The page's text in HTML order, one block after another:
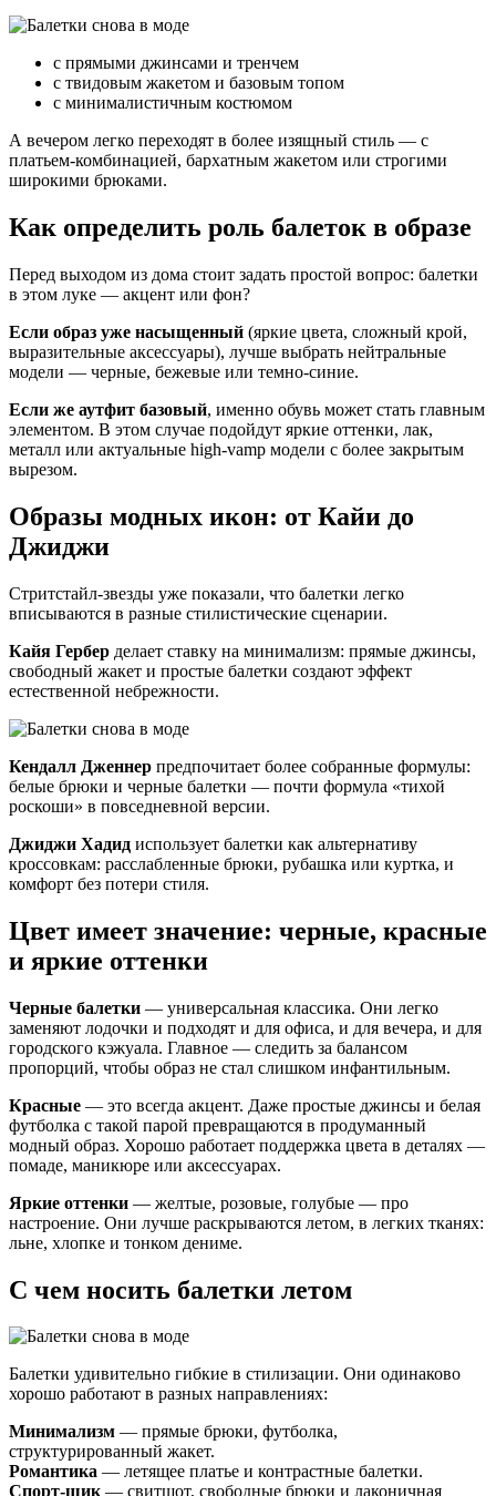
с прямыми джинсами и тренчем
с твидовым жакетом и базовым топом
с минималистичным костюмом
А вечером легко переходят в более изящный стиль — с
платьем-комбинацией, бархатным жакетом или строгими
широкими брюками.
Как определить роль балеток в образе
Перед выходом из дома стоит задать простой вопрос: балетки
в этом луке — акцент или фон?
Если образ уже насыщенный (яркие цвета, сложный крой,
выразительные аксессуары), лучше выбрать нейтральные
модели — черные, бежевые или темно-синие.
Если же аутфит базовый, именно обувь может стать главным
элементом. В этом случае подойдут яркие оттенки, лак,
металл или актуальные high-vamp модели с более закрытым
вырезом.
Образы модных икон: от Кайи до
Джиджи
Стритстайл-звезды уже показали, что балетки легко
вписываются в разные стилистические сценарии.
Кайя Гербер делает ставку на минимализм: прямые джинсы,
свободный жакет и простые балетки создают эффект
естественной небрежности.
Кендалл Дженнер предпочитает более собранные формулы:
белые брюки и черные балетки — почти формула «тихой
роскоши» в повседневной версии.
Джиджи Хадид использует балетки как альтернативу
кроссовкам: расслабленные брюки, рубашка или куртка, и
комфорт без потери стиля.
Цвет имеет значение: черные, красные
и яркие оттенки
Черные балетки — универсальная классика. Они легко
заменяют лодочки и подходят и для офиса, и для вечера, и для
городского кэжуала. Главное — следить за балансом
пропорций, чтобы образ не стал слишком инфантильным.
Красные — это всегда акцент. Даже простые джинсы и белая
футболка с такой парой превращаются в продуманный
модный образ. Хорошо работает поддержка цвета в деталях —
помаде, маникюре или аксессуарах.
Яркие оттенки — желтые, розовые, голубые — про
настроение. Они лучше раскрываются летом, в легких тканях:
льне, хлопке и тонком дениме.
С чем носить балетки летом
Балетки удивительно гибкие в стилизации. Они одинаково
хорошо работают в разных направлениях:
Минимализм — прямые брюки, футболка,
структурированный жакет.
Романтика — летящее платье и контрастные балетки.
Спорт-шик — свитшот, свободные брюки и лаконичная